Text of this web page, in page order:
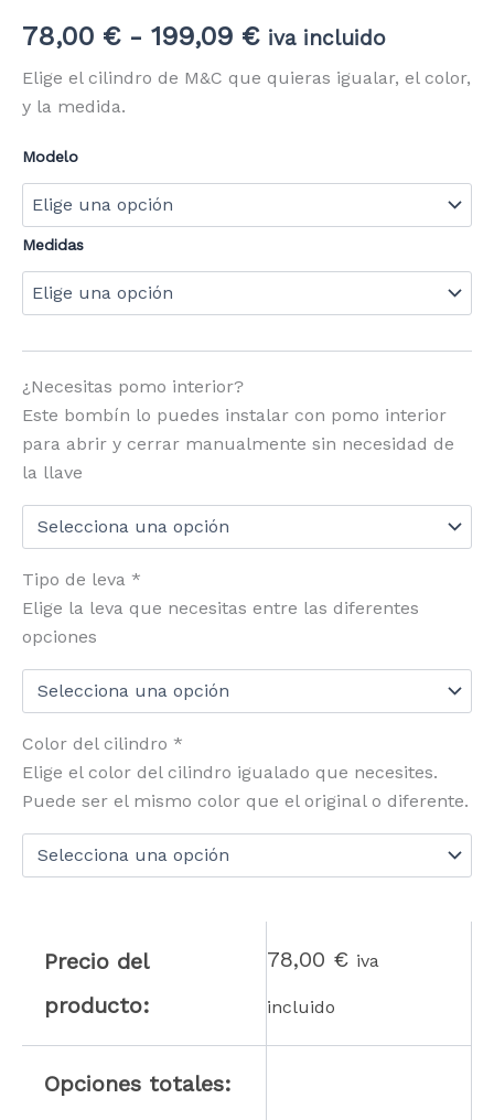
5.00 de 5 en
base a
valoración de
un cliente
78,00 € - 199,09 €Rango
de
iva incluido
Elige el cilindro de M&C que quieras igualar, el color,
y la medida.
Modelo
Medidas
¿Necesitas pomo interior?
Este bombín lo puedes instalar con pomo interior
para abrir y cerrar manualmente sin necesidad de
la llave
Tipo de leva *
Elige la leva que necesitas entre las diferentes
opciones
Color del cilindro *
Elige el color del cilindro igualado que necesites.
Puede ser el mismo color que el original o diferente.
Precio del
producto:
78,00 € iva
incluido
Opciones totales: